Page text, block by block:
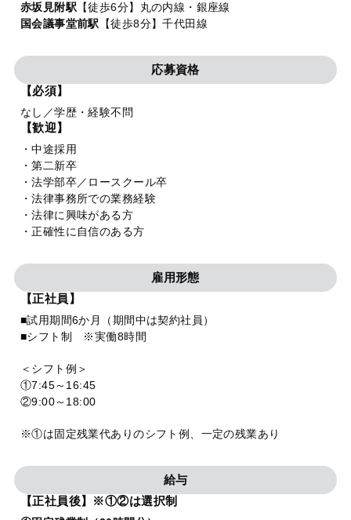
赤坂見附駅 【徒歩6分】丸の内線・銀座線
国会議事堂前駅
【徒歩8分】千代田線
応募資格
【必須】
なし／学歴・経験不問
【歓迎】
・中途採用
・第二新卒
・法学部卒／ロースクール卒
・法律事務所での業務経験
・法律に興味がある方
・正確性に自信のある方
雇用形態
【正社員】
■試用期間6か月（期間中は契約社員）
■シフト制 ※実働8時間
＜シフト例＞
①7:45～16:45
②9:00～18:00
※①は固定残業代ありのシフト例、一定の残業あり
給与
【正社員後】※①②は選択制